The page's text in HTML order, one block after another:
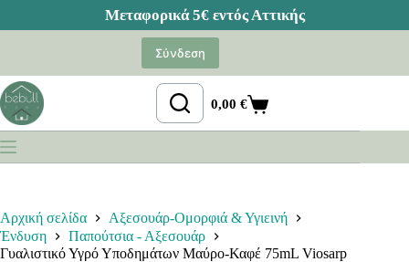
Σύνδεση
Καλάθι
Αγορών
0,00€
Αρχική σελίδα
Αξεσουάρ-Ομορφιά & Υγιεινή
Ένδυση
Παπούτσια - Αξεσουάρ
Γυαλιστικό Υγρό Υποδημάτων Μαύρο-Καφέ 75mL Viosarp